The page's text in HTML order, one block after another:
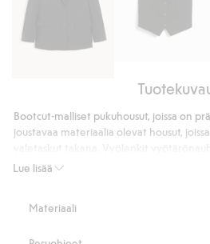
Lue lisää
Bootcut-malliset pukuhousut, joissa on
joustavaa materiaalia olevat housut,
nappikiinnitys.
Tämä tuote on valmistettu osittain
Materiaali